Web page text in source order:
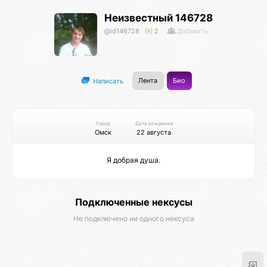
Неизвестный 146728
@id146728 2 Добавить
Написать Лента Био
Город
Омск
Дата рождения
22 августа
Я добрая душа.
Подключенные нексусы
Не подключено ни одного нексуса